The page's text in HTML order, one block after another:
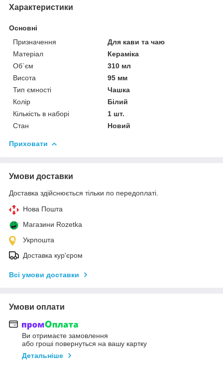
Характеристики
Основні
Призначення
Для кави та чаю
Матеріал
Кераміка
Об`єм
310 мл
Висота
95 мм
Тип ємності
Чашка
Колір
Білий
Кількість в наборі
1 шт.
Стан
Новий
Приховати
Умови доставки
Доставка здійснюється тільки по передоплаті.
Нова Пошта
Магазини Rozetka
Укрпошта
Доставка кур'єром
Всі умови доставки
Умови оплати
Ви отримаєте замовлення
або гроші повернуться на вашу картку
Детальніше